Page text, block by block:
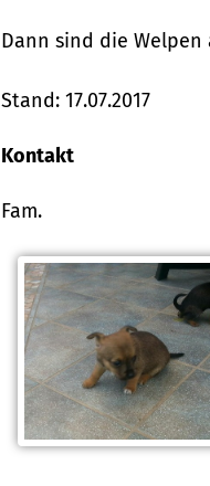
Dann sind die
Stand: 17.07.2017
Kontakt
Fam.